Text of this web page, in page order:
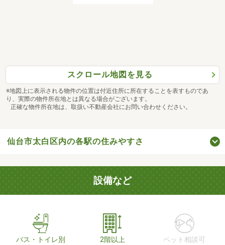
スクロール地図を見る
※地図上に表示される物件の位置は付近住所に所在することを表すものであ
り、実際の物件所在地とは異なる場合がございます。
正確な物件所在地は、取扱い不動産会社にお問い合わせください。
仙台市太白区内の各駅の住みやすさ
設備など
バス・トイレ別 2階以上 ペット相談可